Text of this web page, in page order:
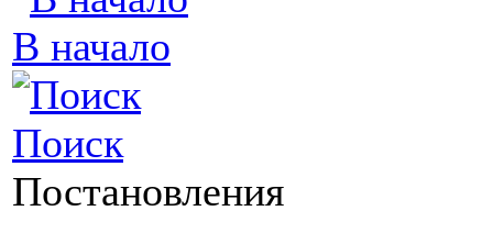
В начало
Поиск
Постановления